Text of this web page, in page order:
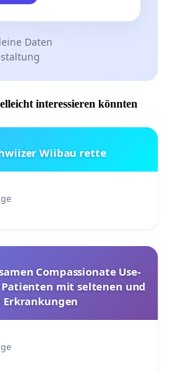
Daten
interessieren könnten
Wiibau rette
Compassionate Use-
mit seltenen und